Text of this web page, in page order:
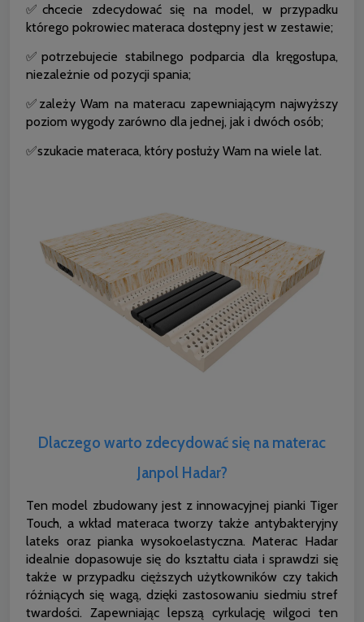
✅chcecie zdecydować się na model, w przypadku
którego pokrowiec materaca dostępny jest w zestawie;
✅potrzebujecie stabilnego podparcia dla kręgosłupa,
niezależnie od pozycji spania;
✅zależy Wam na materacu zapewniającym najwyższy
poziom wygody zarówno dla jednej, jak i dwóch osób;
✅szukacie materaca, który posłuży Wam na wiele lat.
Dlaczego warto zdecydować się na materac
Janpol Hadar?
Ten model zbudowany jest z innowacyjnej pianki Tiger
Touch, a wkład materaca tworzy także antybakteryjny
lateks oraz pianka wysokoelastyczna. Materac Hadar
idealnie dopasowuje się do kształtu ciała i sprawdzi się
także w przypadku cięższych użytkowników czy takich
różniących się wagą, dzięki zastosowaniu siedmiu stref
twardości. Zapewniając lepszą cyrkulację wilgoci ten